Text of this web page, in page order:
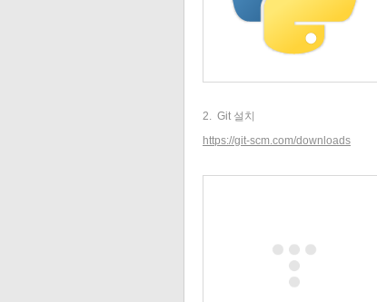
2. Git 설치
https://git-scm.com/downloads